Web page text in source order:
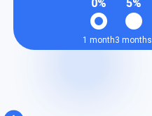
0%
1 month
5%
3 months